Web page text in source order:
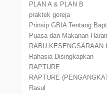
PLAN A & PLAN B
praktek gereja
Prinsip GBIA Tentang
Puasa dan Makanan
RABU KESENGSARAAN
Rahasia Disingkapkan
RAPTURE
RAPTURE
Rasul